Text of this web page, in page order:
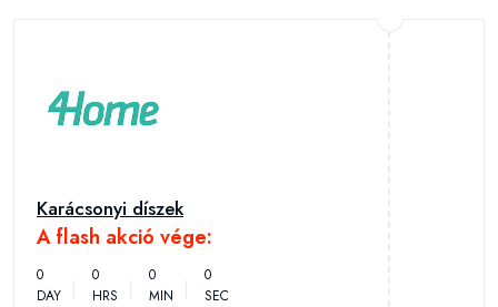
Karácsonyi díszek
A flash akció vége:
0
DAY
0
HRS
0
MIN
0
SEC